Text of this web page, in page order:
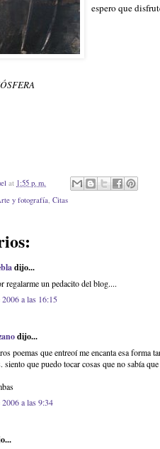
espero que
at 1:55 p. m.
y fotografía, Citas
dijo...
regalarme un pedacito del blog....
a las 16:15
dijo...
poemas que entreoí me encanta esa forma
siento que puedo tocar cosas que no sabía
a las 9:34